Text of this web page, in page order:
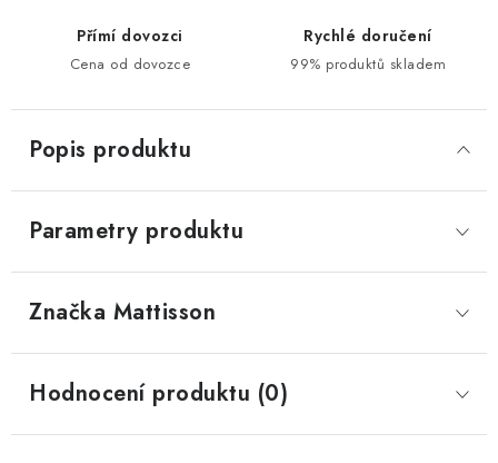
Přímí dovozci
Cena od dovozce
Rychlé doručení
99% produktů skladem
Popis produktu
Parametry produktu
Značka Mattisson
Hodnocení produktu (0)